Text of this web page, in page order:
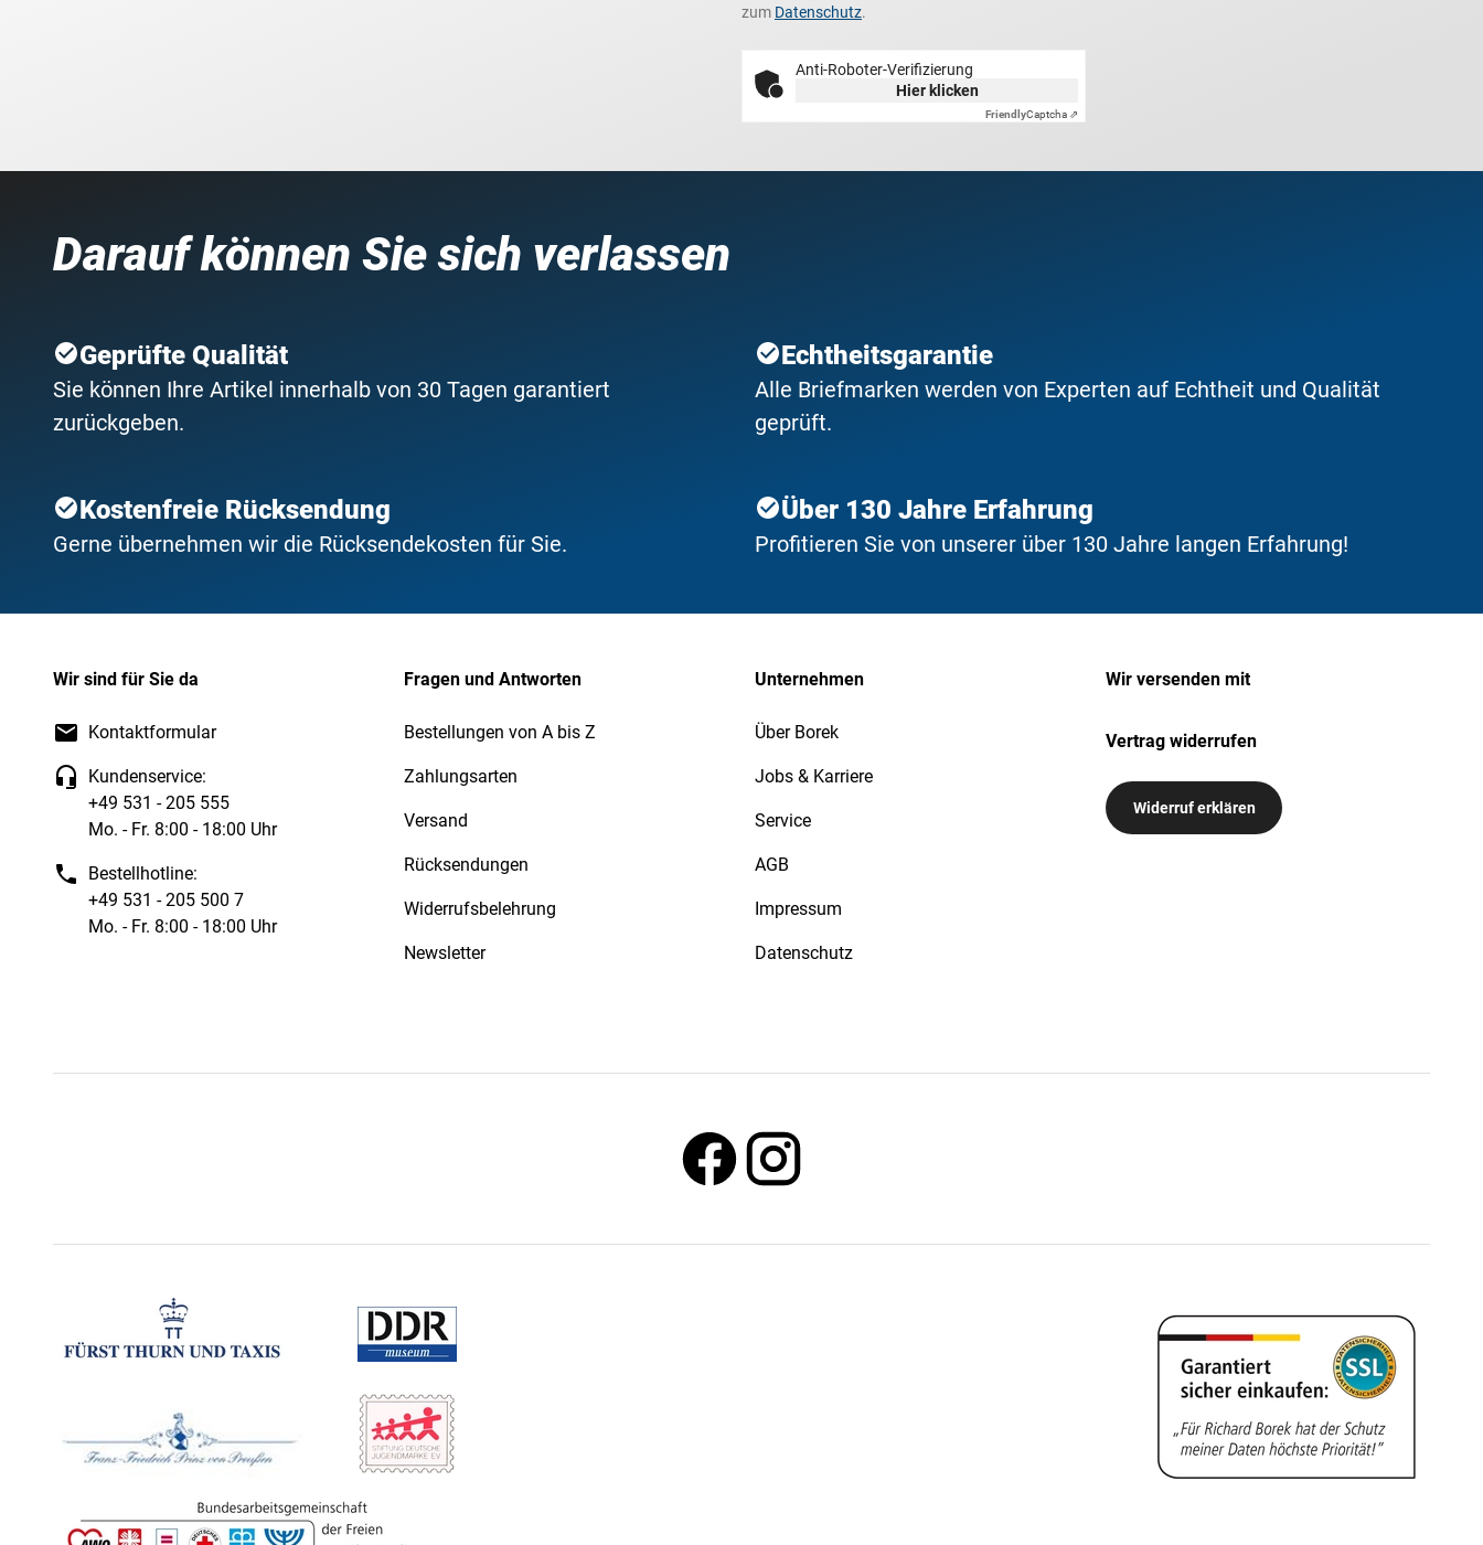
zum Datenschutz.
Anti-Roboter-Verifizierung
Hier klicken
FriendlyCaptcha ⇗
Darauf können Sie sich verlassen
Geprüfte Qualität
Sie können Ihre Artikel innerhalb von 30 Tagen garantiert
zurückgeben.
Echtheitsgarantie
Alle Briefmarken werden von Experten auf Echtheit und Qualität
geprüft.
Kostenfreie Rücksendung
Gerne übernehmen wir die Rücksendekosten für Sie.
Über 130 Jahre Erfahrung
Profitieren Sie von unserer über 130 Jahre langen Erfahrung!
Wir sind für Sie da
Kontaktformular
Kundenservice:
+49 531 - 205 555
Mo. - Fr. 8:00 - 18:00 Uhr
Bestellhotline:
+49 531 - 205 500 7
Mo. - Fr. 8:00 - 18:00 Uhr
Fragen und Antworten
Bestellungen von A bis Z
Zahlungsarten
Versand
Rücksendungen
Widerrufsbelehrung
Newsletter
Unternehmen
Über Borek
Jobs & Karriere
Service
AGB
Impressum
Datenschutz
Wir versenden mit
Vertrag widerrufen
Widerruf erklären